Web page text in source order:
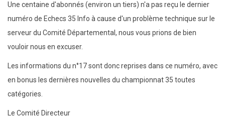
Hennebontais
dimanche
décembre
Une centaine d'abonnés (environ un tiers) n'a pas reçu le dernier
numéro de Echecs 35 Info à cause d'un problème technique sur le
serveur du Comité Départemental, nous vous prions de bien
vouloir nous en excuser.
Les informations du n°17 sont donc reprises dans ce numéro, avec
en bonus les dernières nouvelles du championnat 35 toutes
catégories.
Le Comité Directeur